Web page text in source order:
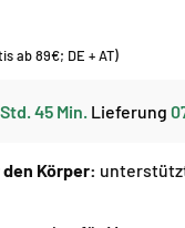
ab 89€; DE + AT)
45 Min. Lieferung
Körper: